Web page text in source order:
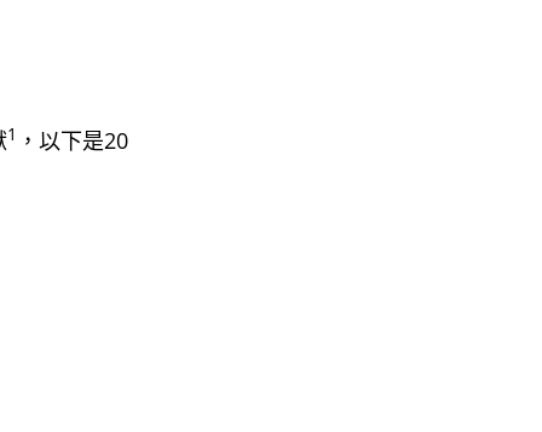
1 ，以下是20